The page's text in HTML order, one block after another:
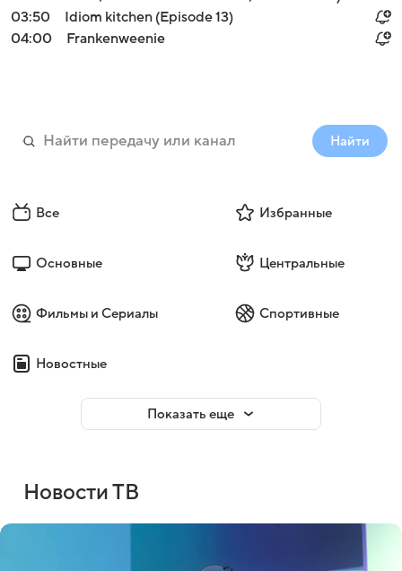
03:50
Idiom kitchen (Episode 13)
04:00
Frankenweenie
Найти
Все Избранные
Основные Центральные
Фильмы и Сериалы Спортивные
Новостные
Показать еще
Новости ТВ